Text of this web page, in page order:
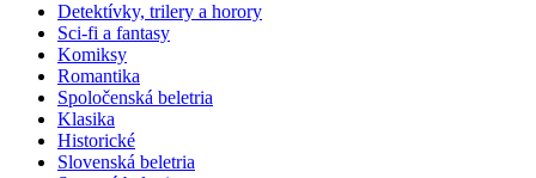
Detektívky, trilery a horory
Sci-fi a fantasy
Komiksy
Romantika
Spoločenská beletria
Klasika
Historické
Slovenská beletria